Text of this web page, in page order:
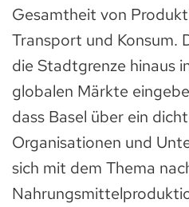
Gesamtheit von
Transport und Konsum.
die Stadtgrenze hinaus
globalen Märkte
dass Basel über ein
Organisationen und
sich mit dem Thema